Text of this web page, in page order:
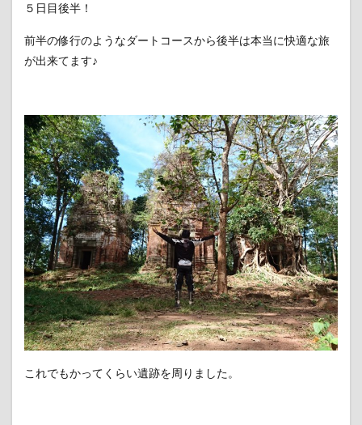
５日目後半！
前半の修行のようなダートコースから後半は本当に快適な旅
が出来てます♪
これでもかってくらい遺跡を周りました。